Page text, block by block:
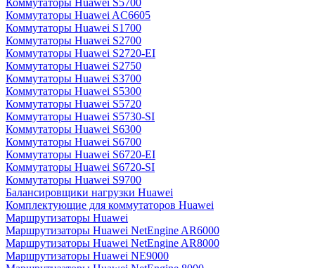
Коммутаторы Huawei S5700
Коммутаторы Huawei AC6605
Коммутаторы Huawei S1700
Коммутаторы Huawei S2700
Коммутаторы Huawei S2720-EI
Коммутаторы Huawei S2750
Коммутаторы Huawei S3700
Коммутаторы Huawei S5300
Коммутаторы Huawei S5720
Коммутаторы Huawei S5730-SI
Коммутаторы Huawei S6300
Коммутаторы Huawei S6700
Коммутаторы Huawei S6720-EI
Коммутаторы Huawei S6720-SI
Коммутаторы Huawei S9700
Балансировщики нагрузки Huawei
Комплектующие для коммутаторов Huawei
Маршрутизаторы Huawei
Маршрутизаторы Huawei NetEngine AR6000
Маршрутизаторы Huawei NetEngine AR8000
Маршрутизаторы Huawei NE9000